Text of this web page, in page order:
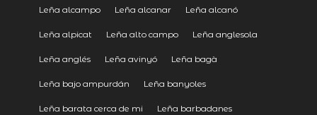
Leña alcampo Leña alcanar Leña alcanó
Leña alpicat Leña alto campo Leña anglesola
Leña anglés Leña avinyó Leña bagà
Leña bajo ampurdán Leña banyoles
Leña barata cerca de mi Leña barbadanes